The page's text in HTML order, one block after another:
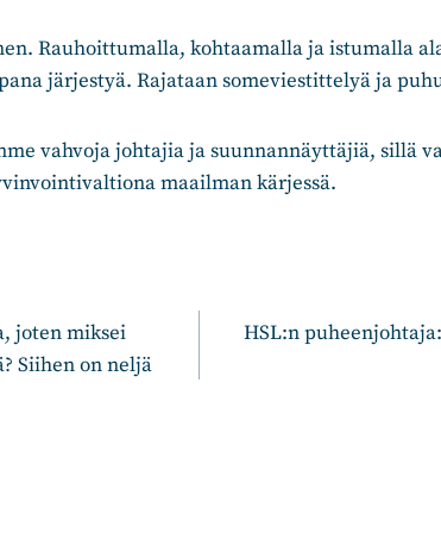
Rauhoittumalla, kohtaamalla ja istumalla
järjestyä. Rajataan someviestittelyä ja
vahvoja johtajia ja suunnannäyttäjiä, sillä
maailman kärjessä.
joten miksei
Siihen on neljä
HSL:n